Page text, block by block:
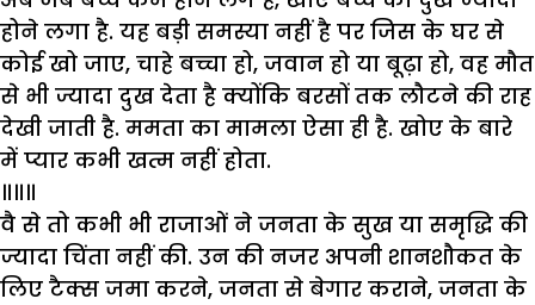
होने लगा है. यह बड़ी समस्या नहीं है पर जिस के घर से
कोई खो जाए, चाहे बच्चा हो, जवान हो या बूढ़ा हो, वह मौत
से भी ज्यादा दुख देता है क्योंकि बरसों तक लौटने की राह
देखी जाती है. ममता का मामला ऐसा ही है. खोए के बारे
में प्यार कभी खत्म नहीं होता.
॥॥॥
वै से तो कभी भी राजाओं ने जनता के सुख या समृद्धि की
ज्यादा चिंता नहीं की. उन की नजर अपनी शानशौकत के
लिए टैक्स जमा करने, जनता से बेगार कराने, जनता के